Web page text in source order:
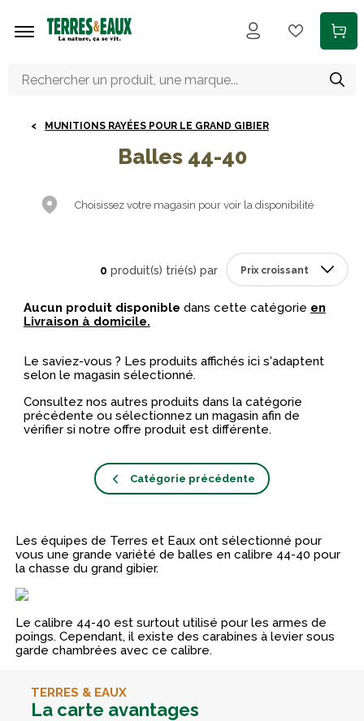
MUNITIONS RAYÉES POUR LE GRAND GIBIER
Balles 44-40
Choisissez votre magasin pour voir la disponibilité
0 produit(s) trié(s) par
Aucun produit disponible dans cette catégorie en
Livraison à domicile.
Le saviez-vous ? Les produits affichés ici s'adaptent
selon le magasin sélectionné.
Consultez nos autres produits dans la catégorie
précédente ou sélectionnez un magasin afin de
vérifier si notre offre produit est différente.
Catégorie précédente
Les équipes de Terres et Eaux ont sélectionné pour
vous une grande variété de balles en calibre 44-40 pour
la chasse du grand gibier.
Le calibre 44-40 est surtout utilisé pour les armes de
poings. Cependant, il existe des carabines à levier sous
garde chambrées avec ce calibre.
TERRES & EAUX
La carte avantages